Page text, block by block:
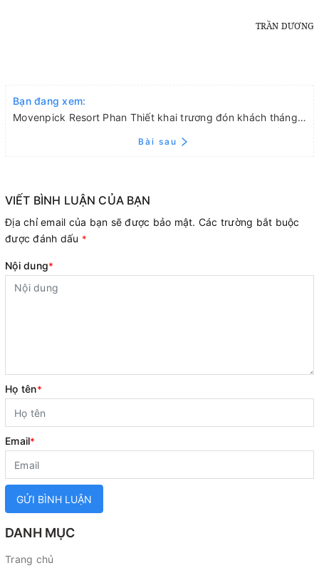
TRẦN DƯƠNG
Bạn đang xem:
Movenpick Resort Phan Thiết khai trương đón khách tháng 10/2022
Bài sau
VIẾT BÌNH LUẬN CỦA BẠN
Địa chỉ email của bạn sẽ được bảo mật. Các trường bắt buộc
được đánh dấu *
Nội dung*
Họ tên*
Email*
GỬI BÌNH LUẬN
DANH MỤC
Trang chủ